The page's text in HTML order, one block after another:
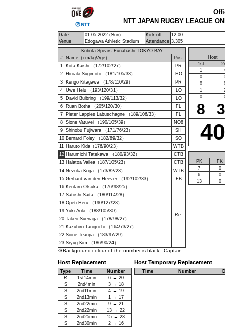
NTT JAPAN RUGBY LEAGUE
Date 01.05.2022 (Sun) Kick off
12:00
Venue
Edogawa Athletic Stadium Attendance 3,305
Kubota Spears Funabashi TOKYO-BAY
#
Name（cm/kg/Age）
Pos.
1
Kota Kaishi （172/102/27）
PR
2
Hiroaki Sugimoto （181/105/33）
HO
3
Kengo Kitagawa （178/110/29）
PR
4 Uwe Helu （193/120/31）
LO
5
David Bulbring （199/113/32）
LO
6
Ruan Botha （205/120/30）
FL
7
Pieter Lappies Labuschagne （189/106/33）
FL
8 Sione Vatuvei （190/105/39）
NO8
9 Shinobu Fujiwara （171/76/23）
SH
10 Bernard Foley （182/89/32）
SO
11 Haruto Kida（176/90/23）
WTB
12 Harumichi Tatekawa （180/93/32）
CTB
13 Halatoa Vailea（187/105/23）
CTB
14 Nezuka Koga （173/82/23）
WTB
15 Gerhard van den Heever （192/102/33）
FB
16 Kentaro Otsuka （176/98/25）
Re.
17 Satoshi Saita （180/114/28）
18 Opeti Heru （190/127/23）
19 Yuki Aoki （188/105/30）
20 Takeo Suenaga （178/98/27）
21 Kazuhiro Taniguchi （164/73/27）
22 Sione Teaupa （183/97/29）
23 Sryug Kim （186/90/24）
※Background colour of the number is black : Captain.
Host
1st
1
0
0
1
0
8
40
PK
FK
7
0
6
0
13
0
Host Replacement
Type Time
Number
R
1st14min
6 → 20
S
2nd4min
3 → 18
S
2nd11min
4 → 19
S
2nd13min
1 → 17
S
2nd22min
9 → 21
S
2nd22min
13 → 22
S
2nd25min
15 → 23
S
2nd30min 2 → 16
Host Temporary Replacement
Time Number